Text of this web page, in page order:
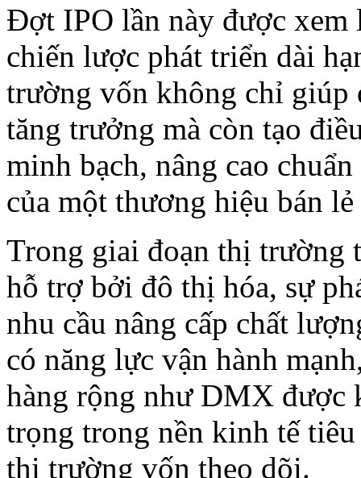
Đợt IPO lần này được xem
chiến lược phát triển dài
trường vốn không chỉ giúp
tăng trưởng mà còn tạo
minh bạch, nâng cao
của một thương hiệu bán
Trong giai đoạn thị trường
hỗ trợ bởi đô thị hóa, sự
nhu cầu nâng cấp chất
có năng lực vận hành
hàng rộng như DMX được
trọng trong nền kinh tế
thị trường vốn theo dõi.